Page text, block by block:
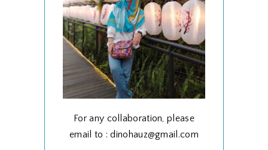
For any collaboration, please
email to : dinohauz@gmail.com